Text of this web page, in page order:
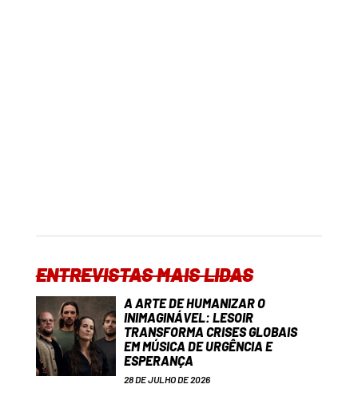
ENTREVISTAS MAIS LIDAS
A ARTE DE HUMANIZAR O
INIMAGINÁVEL: LESOIR
TRANSFORMA CRISES GLOBAIS
EM MÚSICA DE URGÊNCIA E
ESPERANÇA
28 DE JULHO DE 2026